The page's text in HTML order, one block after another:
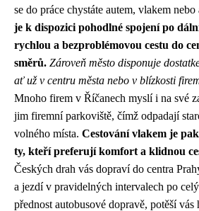
se do práce chystáte autem, vlakem nebo
je k dispozici pohodlné spojení po
rychlou a bezproblémovou cestu do
směrů. Zároveň město disponuje
ať už v centru města nebo v blízkosti
Mnoho firem v Říčanech myslí i na své
jim firemní parkoviště, čímž odpadají
volného místa. Cestování vlakem je
ty, kteří preferují komfort a klidnou
Českých drah vás dopraví do centra
a jezdí v pravidelných intervalech po
přednost autobusové dopravě, potěší